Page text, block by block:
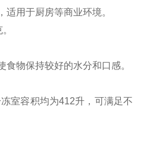
用于厨房等商业环境。
物保持较好的水分和口感。
室容积均为412升，可满足不